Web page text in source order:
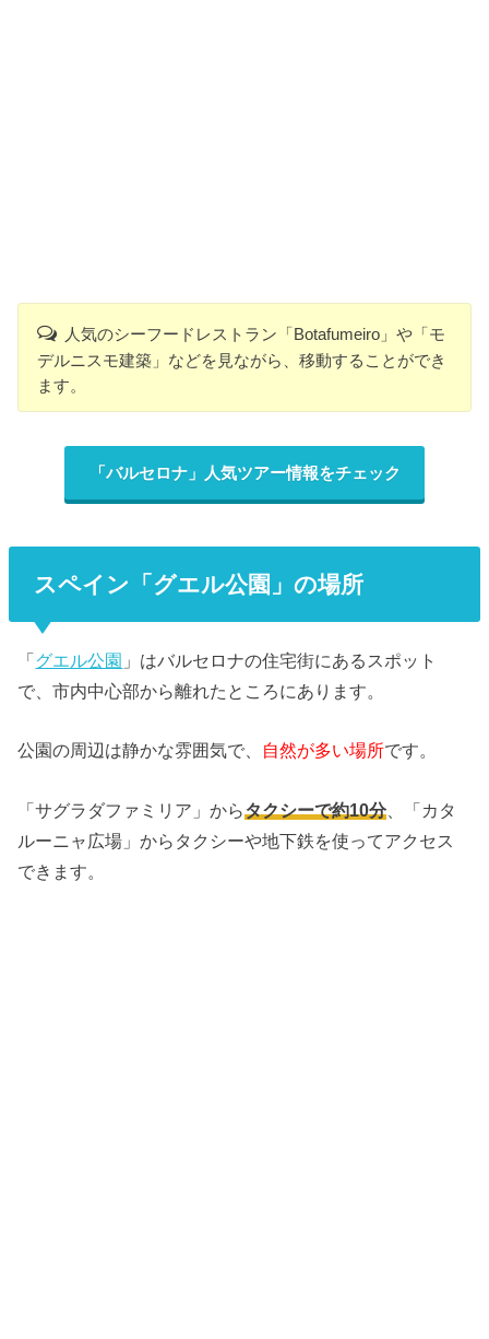
人気のシーフードレストラン「Botafumeiro」や「モ
デルニスモ建築」などを見ながら、移動することができ
ます。
「バルセロナ」人気ツアー情報をチェック
スペイン「グエル公園」の場所
「グエル公園 」はバルセロナの住宅街にあるスポット
で、市内中心部から離れたところにあります。
公園の周辺は静かな雰囲気で、 自然が多い場所です。
「サグラダファミリア」からタクシーで約10分、「カタ
ルーニャ広場」からタクシーや地下鉄を使ってアクセス
できます。